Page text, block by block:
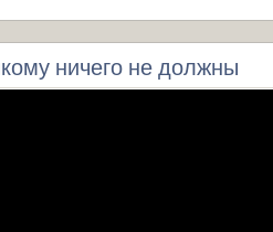
ничего не должны